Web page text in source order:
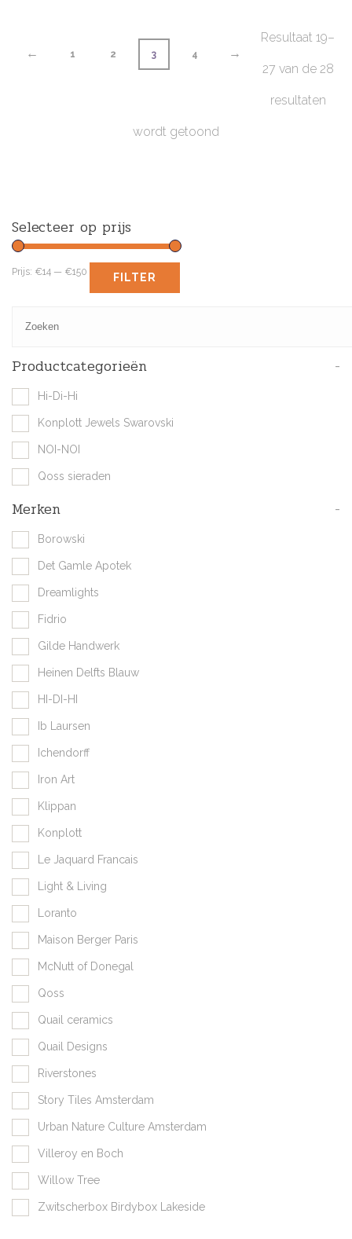
← 1 2 3 4 →
Resultaat 19–
27 van de 28
resultaten
wordt getoond
Selecteer op prijs
FILTER
Prijs: €14 — €150
Productcategorieën -
Hi-Di-Hi
Konplott Jewels Swarovski
NOI-NOI
Qoss sieraden
Merken -
Borowski
Det Gamle Apotek
Dreamlights
Fidrio
Gilde Handwerk
Heinen Delfts Blauw
HI-DI-HI
Ib Laursen
Ichendorff
Iron Art
Klippan
Konplott
Le Jaquard Francais
Light & Living
Loranto
Maison Berger Paris
McNutt of Donegal
Qoss
Quail ceramics
Quail Designs
Riverstones
Story Tiles Amsterdam
Urban Nature Culture Amsterdam
Villeroy en Boch
Willow Tree
Zwitscherbox Birdybox Lakeside